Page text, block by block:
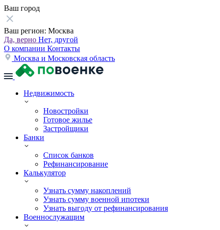
Ваш город
Ваш регион: Москва
Да, верно Нет, другой
О компании Контакты
Москва и Московская область
Недвижимость
Новостройки
Готовое жилье
Застройщики
Банки
Список банков
Рефинансирование
Калькулятор
Узнать сумму накоплений
Узнать сумму военной ипотеки
Узнать выгоду от рефинансирования
Военнослужащим